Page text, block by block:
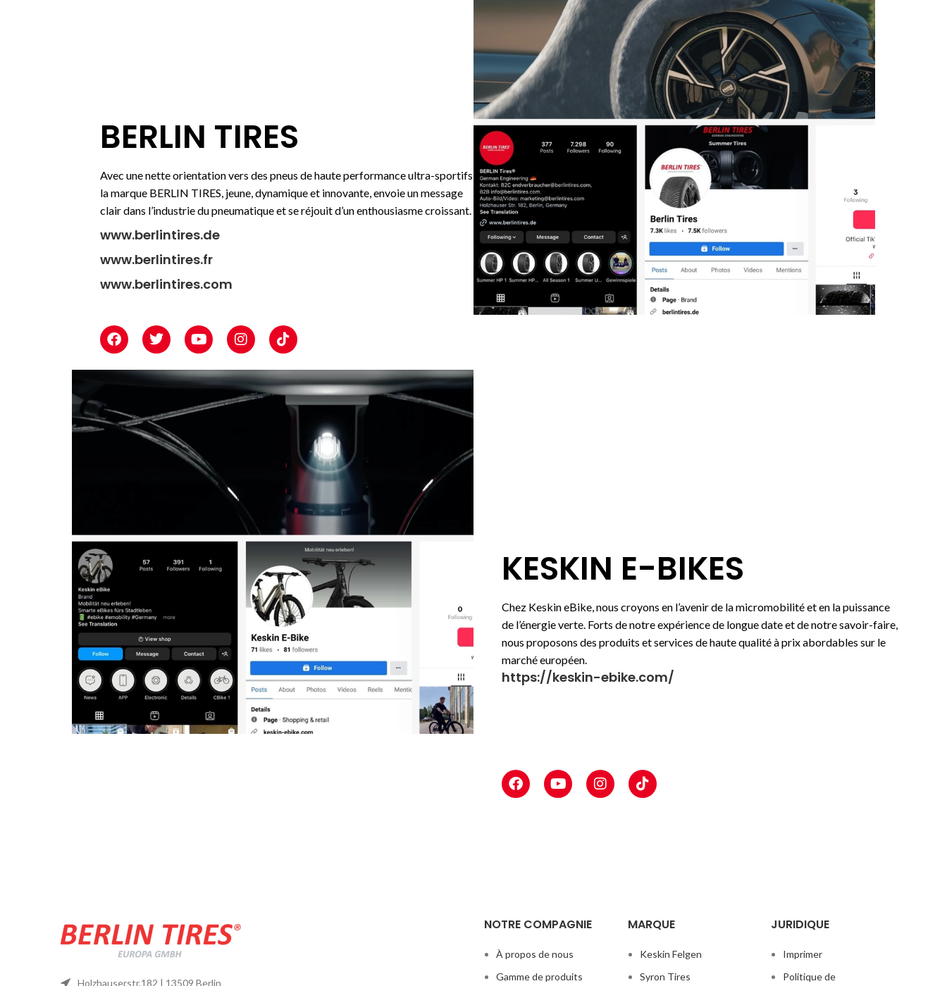
BERLIN TIRES
Avec une nette orientation vers des pneus de haute performance ultra-sportifs,
la marque BERLIN TIRES, jeune, dynamique et innovante, envoie un message
clair dans l’industrie du pneumatique et se réjouit d’un enthousiasme croissant.
www.berlintires.de
www.berlintires.fr
www.berlintires.com
KESKIN E-BIKES
Chez Keskin eBike, nous croyons en l’avenir de la micromobilité et en la puissance
de l’énergie verte. Forts de notre expérience de longue date et de notre savoir-faire,
nous proposons des produits et services de haute qualité à prix abordables sur le
marché européen.
https://keskin-ebike.com/
Holzhauserstr.182 | 13509 Berlin
NOTRE COMPAGNIE
À propos de nous
Gamme de produits
MARQUE
Keskin Felgen
Syron Tires
JURIDIQUE
Imprimer
Politique de